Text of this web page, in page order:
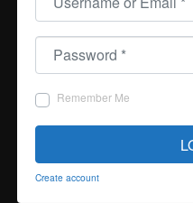
Password
Remember Me
Create account